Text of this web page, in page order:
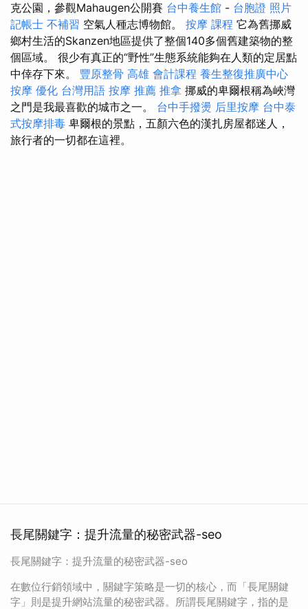
克公園，參觀Mahaugen公開賽 台中養生館 - 台胞證 照片
記帳士 不補習 空氣人種志博物館。 按摩 課程 它為舊挪威
鄉村生活的Skanzen地區提供了整個140多個舊建築物的整
個區域。 很少有真正的“野性”生態系統能夠在人類的定居點
中倖存下來。 豐原整骨 高雄 會計課程 養生整復推廣中心
按摩 優化 台灣用語 按摩 推薦 推拿 挪威的卑爾根稱為峽灣
之門是我最喜歡的城市之一。 台中手撥燙 后里按摩 台中泰
式按摩排毒 卑爾根的景點，五顏六色的漢扎房屋都迷人，
旅行者的一切都在這裡。
長尾關鍵字：提升流量的秘密武器-seo
長尾關鍵字：提升流量的秘密武器-seo
在數位行銷領域中，關鍵字策略是一切的核心，而「長尾關鍵
字」則是提升網站流量的秘密武器。所謂長尾關鍵字，指的是